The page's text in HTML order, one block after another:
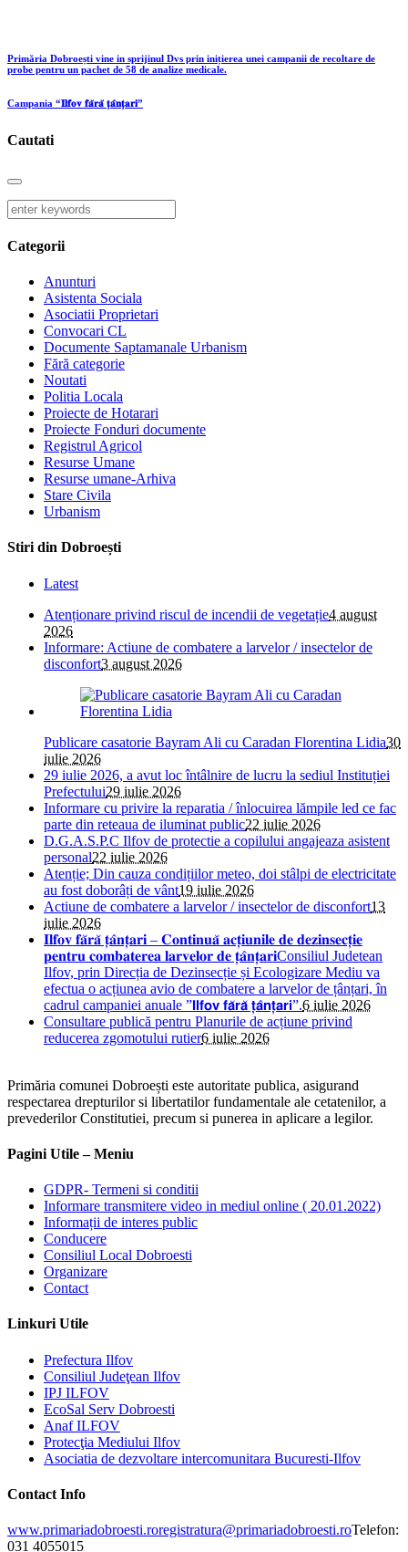
Primăria Dobroești vine in sprijinul Dvs prin inițierea unei campanii de recoltare de
probe pentru un pachet de 58 de analize medicale.
Campania “𝐈𝐥𝐟𝐨𝐯 𝐟𝐚̆𝐫𝐚̆ 𝐭̦𝐚̂𝐧𝐭̦𝐚𝐫𝐢”
Cautati
Categorii
Anunturi
Asistenta Sociala
Asociatii Proprietari
Convocari CL
Documente Saptamanale Urbanism
Fără categorie
Noutati
Politia Locala
Proiecte de Hotarari
Proiecte Fonduri documente
Registrul Agricol
Resurse Umane
Resurse umane-Arhiva
Stare Civila
Urbanism
Stiri din Dobroești
Latest
Atenționare privind riscul de incendii de vegetație4 august
2026
Informare: Actiune de combatere a larvelor / insectelor de
disconfort3 august 2026
Publicare casatorie Bayram Ali cu Caradan Florentina Lidia30
iulie 2026
29 iulie 2026, a avut loc întâlnire de lucru la sediul Instituției
Prefectului29 iulie 2026
Informare cu privire la reparatia / înlocuirea lămpile led ce fac
parte din reteaua de iluminat public22 iulie 2026
D.G.A.S.P.C Ilfov de protectie a copilului angajeaza asistent
personal22 iulie 2026
Atenție; Din cauza condițiilor meteo, doi stâlpi de electricitate
au fost doborâți de vânt19 iulie 2026
Actiune de combatere a larvelor / insectelor de disconfort13
iulie 2026
𝐈𝐥𝐟𝐨𝐯 𝐟𝐚̆𝐫𝐚̆ 𝐭̦𝐚̂𝐧𝐭̦𝐚𝐫𝐢 – 𝐂𝐨𝐧𝐭𝐢𝐧𝐮𝐚̆ 𝐚𝐜𝐭̦𝐢𝐮𝐧𝐢𝐥𝐞 𝐝𝐞 𝐝𝐞𝐳𝐢𝐧𝐬𝐞𝐜𝐭̦𝐢𝐞
𝐩𝐞𝐧𝐭𝐫𝐮 𝐜𝐨𝐦𝐛𝐚𝐭𝐞𝐫𝐞𝐚 𝐥𝐚𝐫𝐯𝐞𝐥𝐨𝐫 𝐝𝐞 𝐭̦𝐚̂𝐧𝐭̦𝐚𝐫𝐢Consiliul Judetean
Ilfov, prin Direcția de Dezinsecție și Ecologizare Mediu va
efectua o acțiunea avio de combatere a larvelor de țânțari, în
cadrul campaniei anuale ”𝗜𝗹𝗳𝗼𝘃 𝗳𝗮̆𝗿𝗮̆ 𝘁̦𝗮̂𝗻𝘁̦𝗮𝗿𝗶”.6 iulie 2026
Consultare publică pentru Planurile de acțiune privind
reducerea zgomotului rutier6 iulie 2026
Primăria comunei Dobroești este autoritate publica, asigurand
respectarea drepturilor si libertatilor fundamentale ale cetatenilor, a
prevederilor Constitutiei, precum si punerea in aplicare a legilor.
Pagini Utile – Meniu
GDPR- Termeni si conditii
Informare transmitere video in mediul online ( 20.01.2022)
Informații de interes public
Conducere
Consiliul Local Dobroesti
Organizare
Contact
Linkuri Utile
Prefectura Ilfov
Consiliul Judeţean Ilfov
IPJ ILFOV
EcoSal Serv Dobroesti
Anaf ILFOV
Protecţia Mediului Ilfov
Asociatia de dezvoltare intercomunitara Bucuresti-Ilfov
Contact Info
www.primariadobroesti.roregistratura@primariadobroesti.roTelefon:
031 4055015